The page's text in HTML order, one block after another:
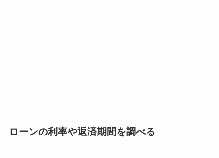
ローンの利率や返済期間を調べる